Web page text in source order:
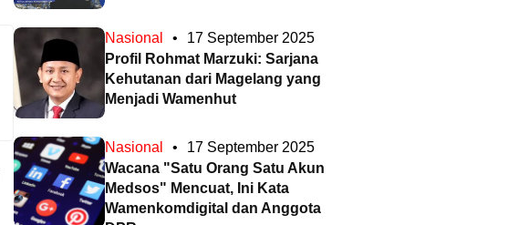
Nasional •
17 September 2025
Profil Rohmat Marzuki: Sarjana
Kehutanan dari Magelang yang
Menjadi Wamenhut
Nasional •
17 September 2025
Wacana "Satu Orang Satu Akun
Medsos" Mencuat, Ini Kata
Wamenkomdigital dan Anggota